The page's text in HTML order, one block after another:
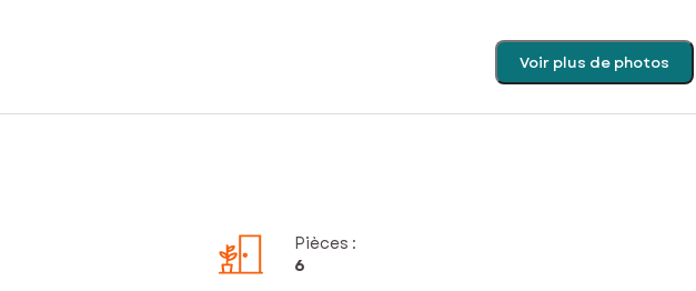
Voir plus de photos
Pièces :
6